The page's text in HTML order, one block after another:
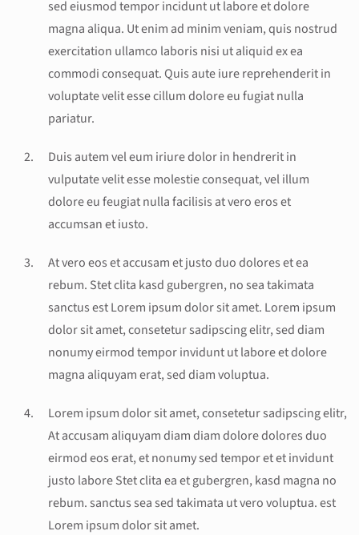
sed eiusmod tempor incidunt ut labore et dolore
magna aliqua. Ut enim ad minim veniam, quis nostrud
exercitation ullamco laboris nisi ut aliquid ex ea
commodi consequat. Quis aute iure reprehenderit in
voluptate velit esse cillum dolore eu fugiat nulla
pariatur.
Duis autem vel eum iriure dolor in hendrerit in
vulputate velit esse molestie consequat, vel illum
dolore eu feugiat nulla facilisis at vero eros et
accumsan et iusto.
At vero eos et accusam et justo duo dolores et ea
rebum. Stet clita kasd gubergren, no sea takimata
sanctus est Lorem ipsum dolor sit amet. Lorem ipsum
dolor sit amet, consetetur sadipscing elitr, sed diam
nonumy eirmod tempor invidunt ut labore et dolore
magna aliquyam erat, sed diam voluptua.
Lorem ipsum dolor sit amet, consetetur sadipscing elitr,
At accusam aliquyam diam diam dolore dolores duo
eirmod eos erat, et nonumy sed tempor et et invidunt
justo labore Stet clita ea et gubergren, kasd magna no
rebum. sanctus sea sed takimata ut vero voluptua. est
Lorem ipsum dolor sit amet.